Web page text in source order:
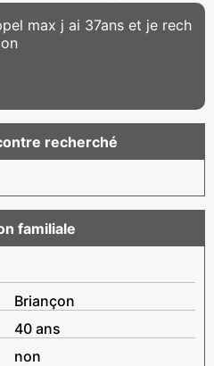
max j ai 37ans et je rech
recherché
familiale
Briançon
40 ans
non